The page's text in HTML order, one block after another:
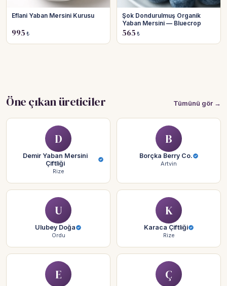
Eflani Yaban Mersini Kurusu
995 ₺
Şok Dondurulmuş Organik
Yaban Mersini — Bluecrop
565 ₺
Öne çıkan üreticiler Tümünü gör →
D
Demir Yaban Mersini
Çiftliği
Rize
B
Borçka Berry Co.
Artvin
U
Ulubey Doğa
Ordu
K
Karaca Çiftliği
Rize
E Ç